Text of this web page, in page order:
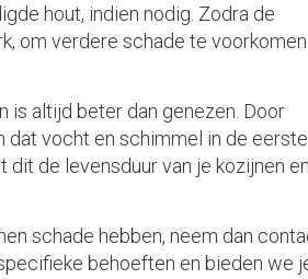
hout, indien nodig. Zodra de
om verdere schade te voorkomen
is altijd beter dan genezen. Door
dat vocht en schimmel in de eerste
de levensduur van je kozijnen en
schade hebben, neem dan
behoeften en bieden we